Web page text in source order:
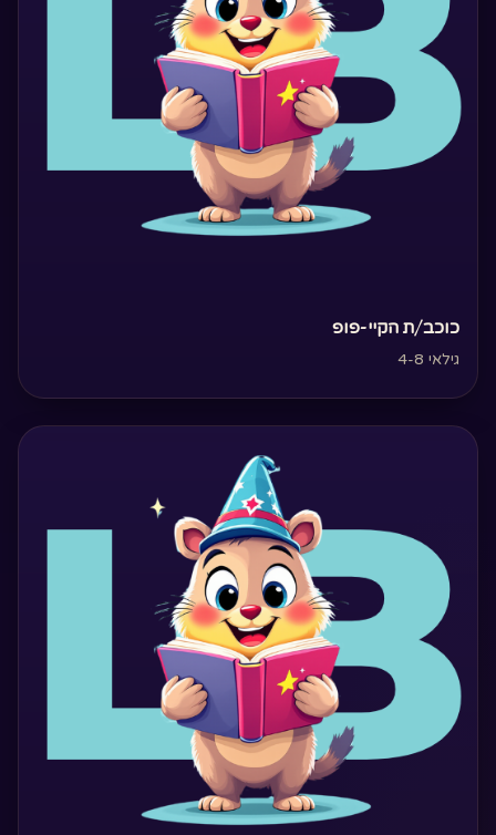
‏כוכב/ת הקיי-פופ‏
גילאי 4-8